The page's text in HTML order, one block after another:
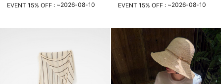
EVENT 15% OFF : ~2026-08-10
EVENT 15% OFF : ~2026-08-10